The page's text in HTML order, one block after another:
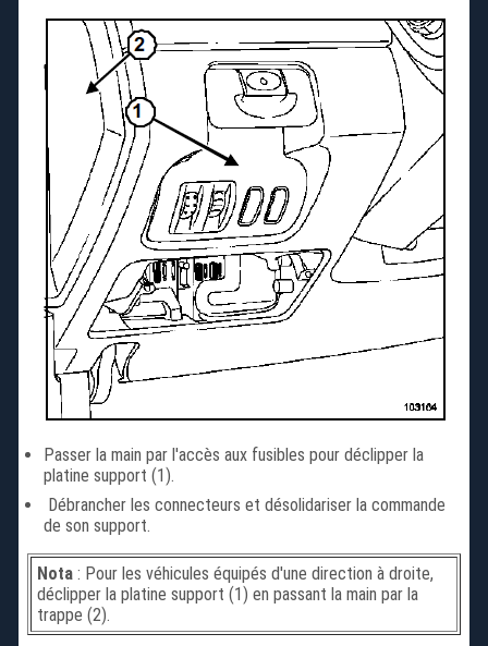
Passer la main par l'accès aux fusibles pour déclipper la
platine support (1).
Débrancher les connecteurs et désolidariser la commande
de son support.
Nota: Pour les véhicules équipés d'une direction à droite,
déclipper la platine support (1) en passant la main par la
trappe (2).